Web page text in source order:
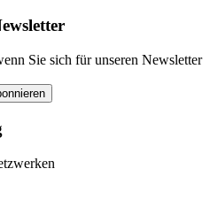
Sie sich für unseren Newsletter